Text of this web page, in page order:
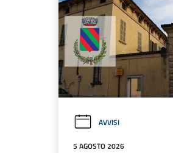
AVVISI
5 AGOSTO 2026